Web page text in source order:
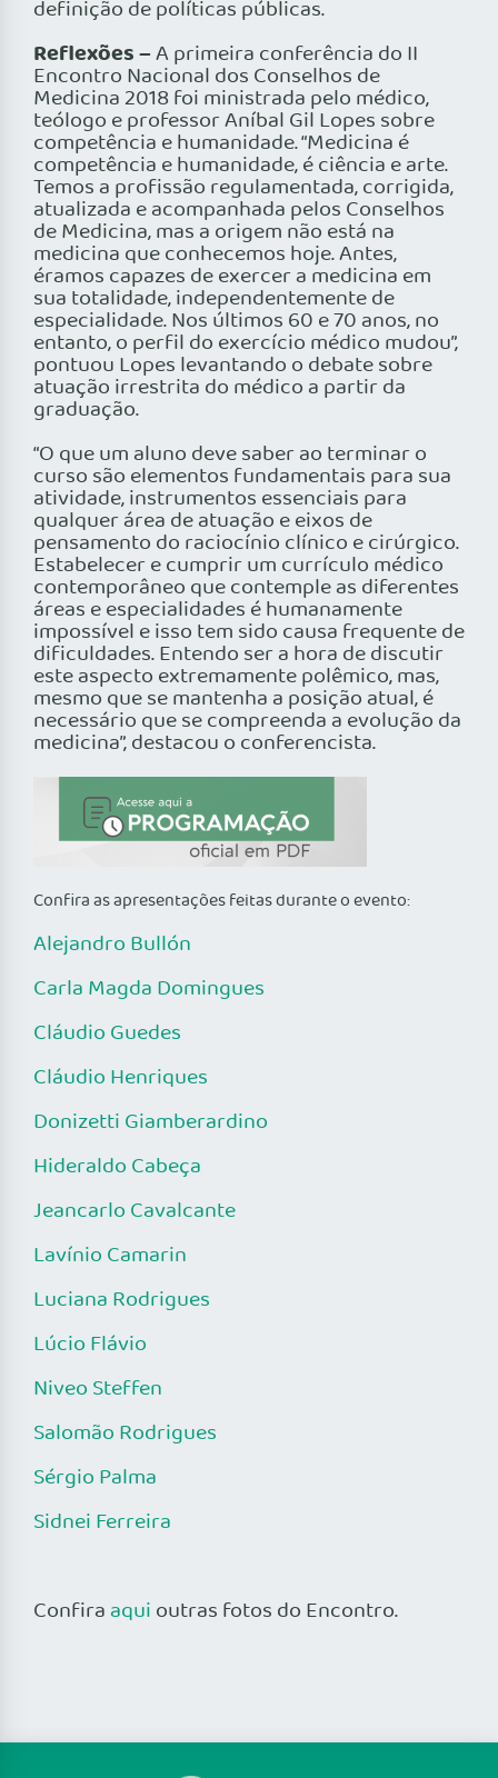
definição de políticas públicas.
Reflexões –A primeira conferência do II
Encontro Nacional dos Conselhos de
Medicina 2018 foi ministrada pelo médico,
teólogo e professor Aníbal Gil Lopes sobre
competência e humanidade. “Medicina é
competência e humanidade, é ciência e arte.
Temos a profissão regulamentada, corrigida,
atualizada e acompanhada pelos Conselhos
de Medicina, mas a origem não está na
medicina que conhecemos hoje. Antes,
éramos capazes de exercer a medicina em
sua totalidade, independentemente de
especialidade. Nos últimos 60 e 70 anos, no
entanto, o perfil do exercício médico mudou”,
pontuou Lopes levantando o debate sobre
atuação irrestrita do médico a partir da
graduação.
“O que um aluno deve saber ao terminar o
curso são elementos fundamentais para sua
atividade, instrumentos essenciais para
qualquer área de atuação e eixos de
pensamento do raciocínio clínico e cirúrgico.
Estabelecer e cumprir um currículo médico
contemporâneo que contemple as diferentes
áreas e especialidades é humanamente
impossível e isso tem sido causa frequente de
dificuldades. Entendo ser a hora de discutir
este aspecto extremamente polêmico, mas,
mesmo que se mantenha a posição atual, é
necessário que se compreenda a evolução da
medicina”, destacou o conferencista.
Confira as apresentações feitas durante o evento:
Alejandro Bullón
Carla Magda Domingues
Cláudio Guedes
Cláudio Henriques
Donizetti Giamberardino
Hideraldo Cabeça
Jeancarlo Cavalcante
Lavínio Camarin
Luciana Rodrigues
Lúcio Flávio
Niveo Steffen
Salomão Rodrigues
Sérgio Palma
Sidnei Ferreira
Confiraaqui outras fotos do Encontro.